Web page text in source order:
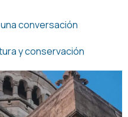
conversación
y conservación